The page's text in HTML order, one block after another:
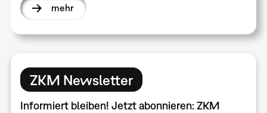
mehr
ZKM Newsletter
Informiert bleiben! Jetzt abonnieren: ZKM